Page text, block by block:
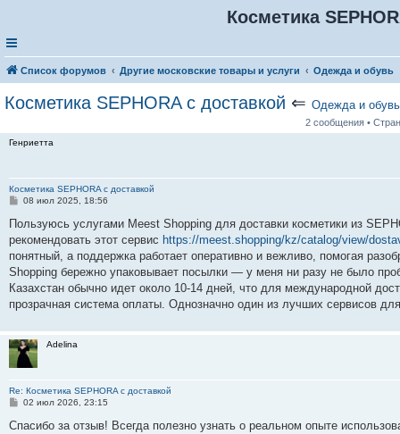
Косметика
Список форумов Другие московские товары и услуги Одежда и обувь
Косметика SEPHORA с доставкой ⇐ Одежда и обувь
2 сообщения •
Генриетта
Косметика SEPHORA с доставкой
С
о
щ
е
и
е
08 июл 2025, 18:56
Пользуюсь услугами Meest Shopping для доставки косметики из
рекомендовать этот сервис https://meest.shopping/kz/catalog/view/
понятный, а поддержка работает оперативно и вежливо, помогая
Shopping бережно упаковывает посылки — у меня ни разу не было
Казахстан обычно идет около 10-14 дней, что для международной
прозрачная система оплаты. Однозначно один из лучших сервисов
Adelina
Re: Косметика SEPHORA с доставкой
С
о
02 июл 2026, 23:15
Спасибо за отзыв! Всегда полезно узнать о реальном опыте